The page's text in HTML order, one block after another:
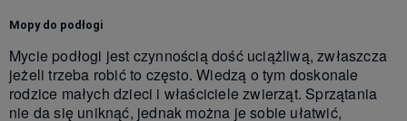
Mopy do podłogi
Mycie podłogi jest czynnością dość uciążliwą, zwłaszcza
jeżeli trzeba robić to często. Wiedzą o tym doskonale
rodzice małych dzieci i właściciele zwierząt. Sprzątania
nie da się uniknąć, jednak można je sobie ułatwić,